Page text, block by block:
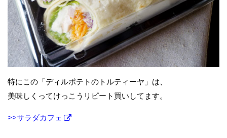
特にこの「ディルポテトのトルティーヤ」は、
美味しくってけっこうリピート買いしてます。
>>サラダカフェ